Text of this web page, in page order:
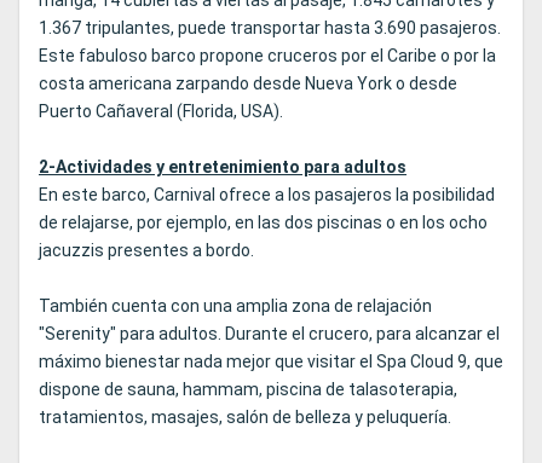
1.367 tripulantes, puede transportar hasta 3.690 pasajeros.
Este fabuloso barco propone cruceros por el Caribe o por la
costa americana zarpando desde Nueva York o desde
Puerto Cañaveral (Florida, USA).
2-Actividades y entretenimiento para adultos
En este barco, Carnival ofrece a los pasajeros la posibilidad
de relajarse, por ejemplo, en las dos piscinas o en los ocho
jacuzzis presentes a bordo.
También cuenta con una amplia zona de relajación
"Serenity" para adultos. Durante el crucero, para alcanzar el
máximo bienestar nada mejor que visitar el Spa Cloud 9, que
dispone de sauna, hammam, piscina de talasoterapia,
tratamientos, masajes, salón de belleza y peluquería.